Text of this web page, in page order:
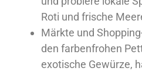
Roti und frische
Märkte und
den farbenfrohen
exotische Gewürze,